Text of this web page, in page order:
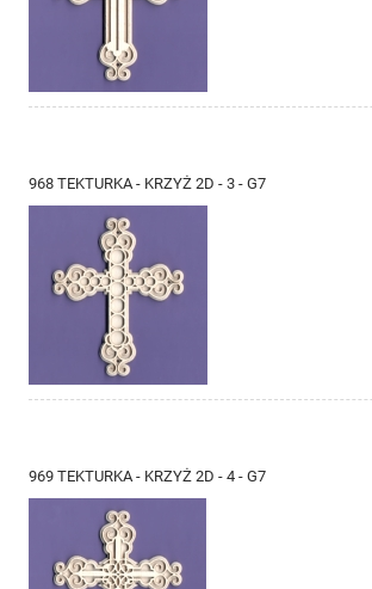
968 TEKTURKA - KRZYŻ 2D - 3 - G7
969 TEKTURKA - KRZYŻ 2D - 4 - G7